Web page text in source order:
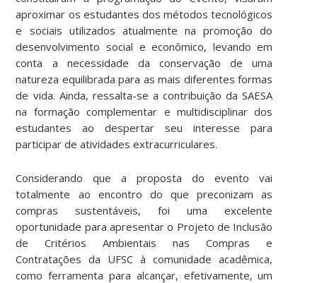
aproximar os estudantes dos métodos tecnológicos
e sociais utilizados atualmente na promoção do
desenvolvimento social e econômico, levando em
conta a necessidade da conservação de uma
natureza equilibrada para as mais diferentes formas
de vida. Ainda, ressalta-se a contribuição da SAESA
na formação complementar e multidisciplinar dos
estudantes ao despertar seu interesse para
participar de atividades extracurriculares.
Considerando que a proposta do evento vai
totalmente ao encontro do que preconizam as
compras sustentáveis, foi uma excelente
oportunidade para apresentar o Projeto de Inclusão
de Critérios Ambientais nas Compras e
Contratações da UFSC à comunidade acadêmica,
como ferramenta para alcançar, efetivamente, um